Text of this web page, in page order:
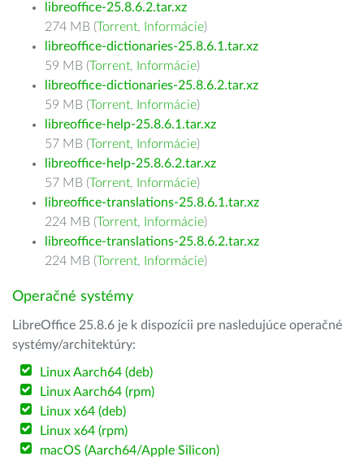
libreoffice-25.8.6.2.tar.xz
274 MB (Torrent, Informácie)
libreoffice-dictionaries-25.8.6.1.tar.xz
59 MB (Torrent, Informácie)
libreoffice-dictionaries-25.8.6.2.tar.xz
59 MB (Torrent, Informácie)
libreoffice-help-25.8.6.1.tar.xz
57 MB (Torrent, Informácie)
libreoffice-help-25.8.6.2.tar.xz
57 MB (Torrent, Informácie)
libreoffice-translations-25.8.6.1.tar.xz
224 MB (Torrent, Informácie)
libreoffice-translations-25.8.6.2.tar.xz
224 MB (Torrent, Informácie)
Operačné systémy
LibreOffice 25.8.6 je k dispozícii pre nasledujúce operačné
systémy/architektúry:
Linux Aarch64 (deb)
Linux Aarch64 (rpm)
Linux x64 (deb)
Linux x64 (rpm)
macOS (Aarch64/Apple Silicon)